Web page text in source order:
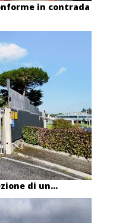
in contrada
di un...